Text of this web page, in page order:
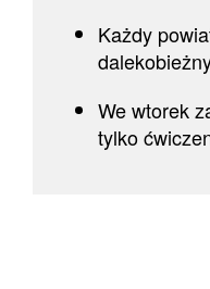
Każdy
We wtorek
tylko